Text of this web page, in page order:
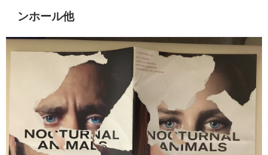
ンホール他